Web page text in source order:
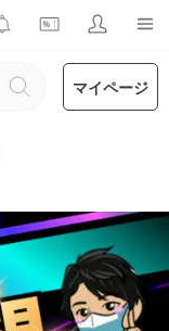
マイページ